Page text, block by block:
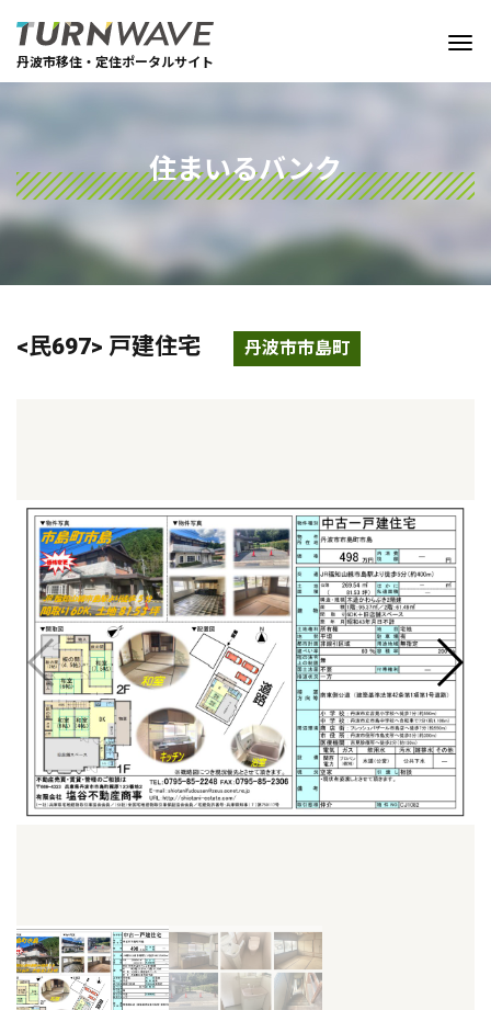
丹波市移住・定住ポータルサイト
住まいるバンク
<民697> 戸建住宅 丹波市市島町